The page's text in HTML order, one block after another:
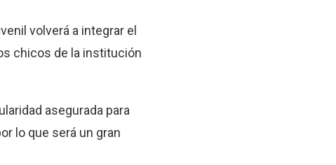
volverá a integrar el
chicos de la institución
asegurada para
lo que será un gran